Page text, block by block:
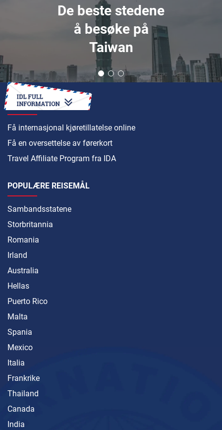
De beste stedene
å besøke på
Taiwan
HVORDAN
Få internasjonal kjøretillatelse online
Få en oversettelse av førerkort
Travel Affiliate Program fra IDA
POPULÆRE REISEMÅL
Sambandsstatene
Storbritannia
Romania
Irland
Australia
Hellas
Puerto Rico
Malta
Spania
Mexico
Italia
Frankrike
Thailand
Canada
India